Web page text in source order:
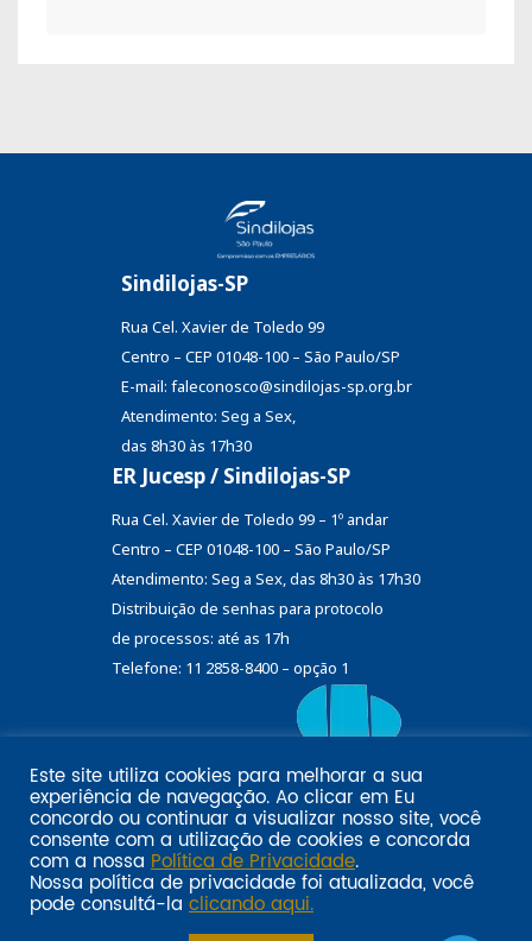
Sindilojas-SP
Rua Cel. Xavier de Toledo 99
Centro – CEP 01048-100 – São Paulo/SP
E-mail: faleconosco@sindilojas-sp.org.br
Atendimento: Seg a Sex,
das 8h30 às 17h30
ER Jucesp / Sindilojas-SP
Rua Cel. Xavier de Toledo 99 – 1º andar
Centro – CEP 01048-100 – São Paulo/SP
Atendimento: Seg a Sex, das 8h30 às 17h30
Distribuição de senhas para protocolo
de processos: até as 17h
Telefone: 11 2858-8400 – opção 1
Email marketing por:
Pol�tica de privacidade SINDILOJAS-SPAcesse aqui
Este site utiliza cookies para melhorar a sua
experiência de navegação. Ao clicar em Eu
concordo ou continuar a visualizar nosso site, você
consente com a utilização de cookies e concorda
com a nossa Política de Privacidade.
Nossa política de privacidade foi atualizada, você
pode consultá-la clicando aqui.